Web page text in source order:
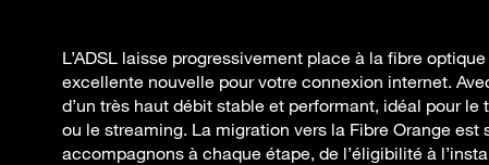
L’ADSL laisse progressivement place à la fibre
excellente nouvelle pour votre connexion internet.
d’un très haut débit stable et performant, idéal pour
ou le streaming. La migration vers la Fibre Orange est
accompagnons à chaque étape, de l’éligibilité à